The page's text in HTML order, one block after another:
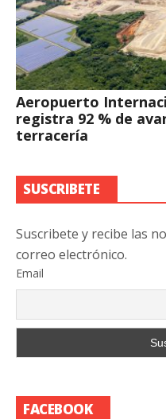
Aeropuerto
registra 92 % de
terracería
SUSCRIBETE
Suscribete y recibe las
correo electrónico.
Email
FACEBOOK